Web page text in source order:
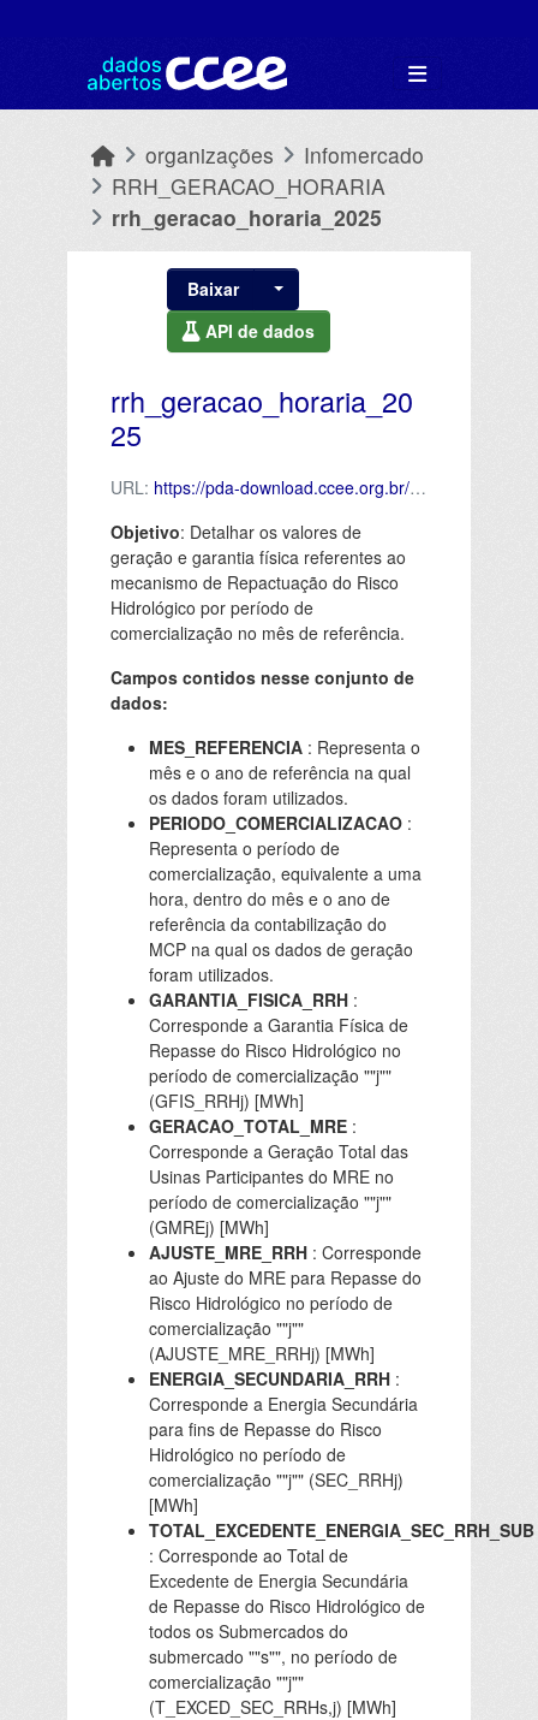
organizações
Infomercado
RRH_GERACAO_HORARIA
rrh_geracao_horaria_2025
Baixar
API de dados
rrh_geracao_horaria_20
25
URL: https://pda-download.ccee.org.br/TQjr87EZSiiosMrhGLUl8A/content
Objetivo: Detalhar os valores de
geração e garantia física referentes ao
mecanismo de Repactuação do Risco
Hidrológico por período de
comercialização no mês de referência.
Campos contidos nesse conjunto de
dados:
MES_REFERENCIA : Representa o
mês e o ano de referência na qual
os dados foram utilizados.
PERIODO_COMERCIALIZACAO :
Representa o período de
comercialização, equivalente a uma
hora, dentro do mês e o ano de
referência da contabilização do
MCP na qual os dados de geração
foram utilizados.
GARANTIA_FISICA_RRH :
Corresponde a Garantia Física de
Repasse do Risco Hidrológico no
período de comercialização ""j""
(GFIS_RRHj) [MWh]
GERACAO_TOTAL_MRE :
Corresponde a Geração Total das
Usinas Participantes do MRE no
período de comercialização ""j""
(GMREj) [MWh]
AJUSTE_MRE_RRH : Corresponde
ao Ajuste do MRE para Repasse do
Risco Hidrológico no período de
comercialização ""j""
(AJUSTE_MRE_RRHj) [MWh]
ENERGIA_SECUNDARIA_RRH :
Corresponde a Energia Secundária
para fins de Repasse do Risco
Hidrológico no período de
comercialização ""j"" (SEC_RRHj)
[MWh]
TOTAL_EXCEDENTE_ENERGIA_SEC_RRH_SUB
: Corresponde ao Total de
Excedente de Energia Secundária
de Repasse do Risco Hidrológico de
todos os Submercados do
submercado ""s"", no período de
comercialização ""j""
(T_EXCED_SEC_RRHs,j) [MWh]